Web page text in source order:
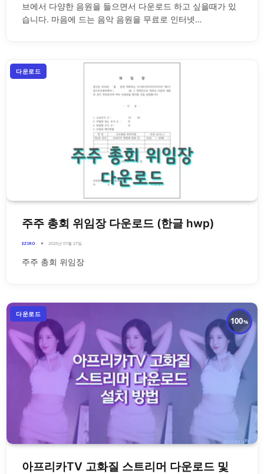
브에서 다양한 음원을 들으면서 다운로드 하고 싶을때가 있
습니다. 마음에 드는 음악 음원을 무료로 인터넷…
다운로드
주주 총회 위임장 다운로드 (한글 hwp)
EZIRO 2026년 07월 27일
주주 총회 위임장
100
다운로드
아프리카TV 고화질 스트리머 다운로드 및